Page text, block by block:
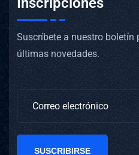
Suscríbete a nuestro boletín
últimas novedades.
SUSCRIBIRSE